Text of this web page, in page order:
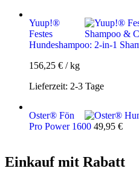
Yuup!®
Festes
Hundeshampoo: 2-in-1
156,25 € /kg
Lieferzeit: 2-3 Tage
Oster® Fön
Pro Power 1600 49,95 €
Einkauf mit Rabatt